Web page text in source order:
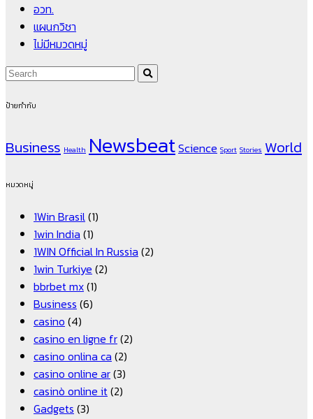
อวท.
แผนกวิชา
ไม่มีหมวดหมู่
ป้ายกำกับ
Business Health NewsbeatScience Sport Stories World
หมวดหมู่
1Win Brasil(1)
1win India (1)
1WIN Official In Russia (2)
1win Turkiye (2)
bbrbet mx(1)
Business (6)
casino (4)
casino en ligne fr(2)
casino onlina ca (2)
casino online ar(3)
casinò online it(2)
Gadgets (3)